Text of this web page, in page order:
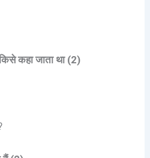
कहा जाता था (2)